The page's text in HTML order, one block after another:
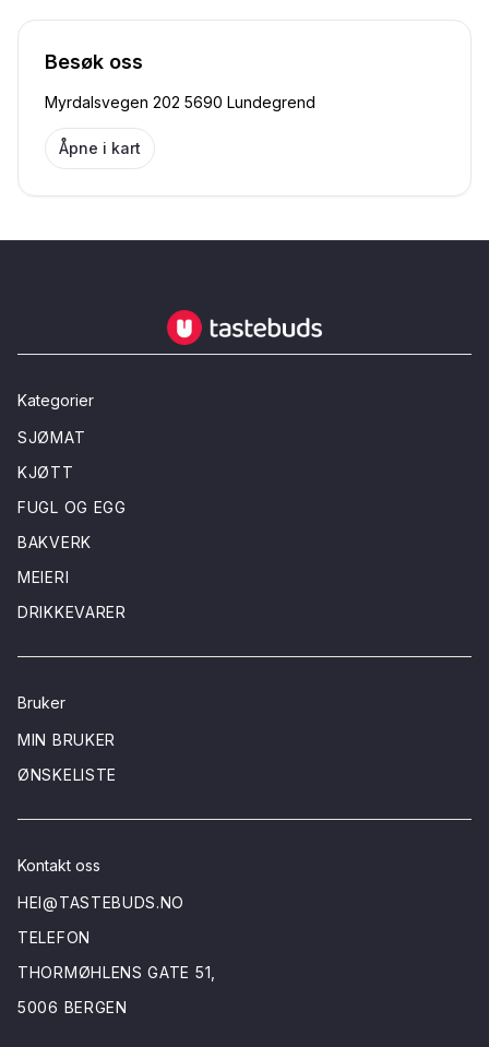
Besøk oss
Myrdalsvegen 202 5690 Lundegrend
Åpne i kart
Tastebuds - Lokalmat rett hjem
Kategorier
SJØMAT
KJØTT
FUGL OG EGG
BAKVERK
MEIERI
DRIKKEVARER
Bruker
MIN BRUKER
ØNSKELISTE
Kontakt oss
HEI@TASTEBUDS.NO
TELEFON
THORMØHLENS GATE 51,
5006 BERGEN